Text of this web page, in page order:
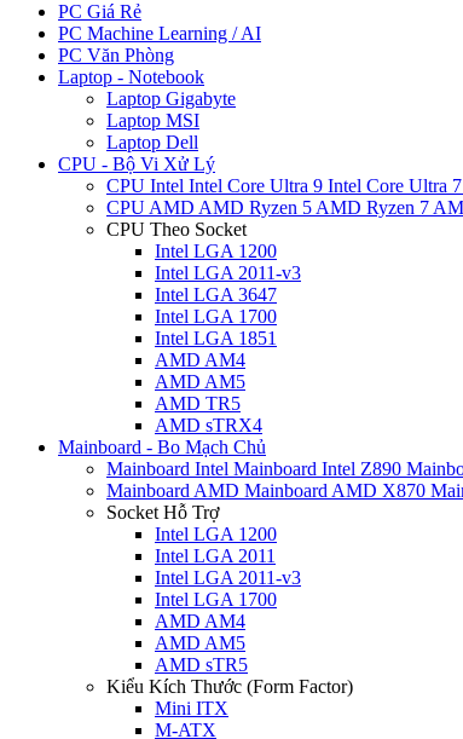
PC Giá Rẻ
PC Machine Learning / AI
PC Văn Phòng
Laptop - Notebook
Laptop Gigabyte
Laptop MSI
Laptop Dell
CPU - Bộ Vi Xử Lý
CPU Intel Intel Core Ultra 9 Intel Core Ultra 7
CPU AMD AMD Ryzen 5 AMD Ryzen 7
CPU Theo Socket
Intel LGA 1200
Intel LGA 2011-v3
Intel LGA 3647
Intel LGA 1700
Intel LGA 1851
AMD AM4
AMD AM5
AMD TR5
AMD sTRX4
Mainboard - Bo Mạch Chủ
Mainboard Intel Mainboard Intel Z890
Mainboard AMD Mainboard AMD X870
Socket Hỗ Trợ
Intel LGA 1200
Intel LGA 2011
Intel LGA 2011-v3
Intel LGA 1700
AMD AM4
AMD AM5
AMD sTR5
Kiểu Kích Thước (Form Factor)
Mini ITX
M-ATX